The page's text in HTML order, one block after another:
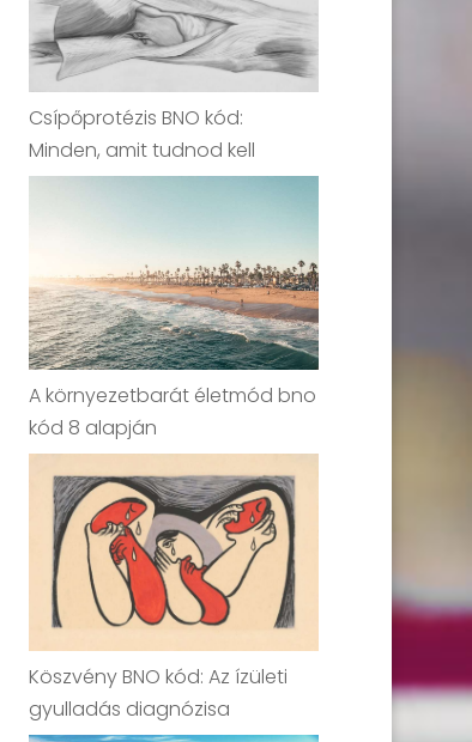
Csípőprotézis BNO kód:
Minden, amit tudnod kell
A környezetbarát életmód bno
kód 8 alapján
Köszvény BNO kód: Az ízületi
gyulladás diagnózisa